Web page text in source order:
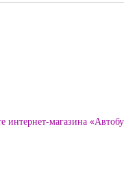
интернет-магазина